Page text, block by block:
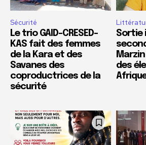
Sécurité
Le trio GAID-CRESED-
KAS fait des femmes
de la Kara et des
Savanes des
coproductrices de la
sécurité
Sortie
des